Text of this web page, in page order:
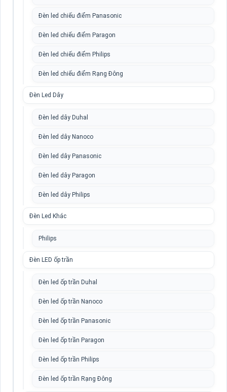
Đèn led chiếu điểm Panasonic
Đèn led chiếu điểm Paragon
Đèn led chiếu điểm Philips
Đèn led chiếu điểm Rạng Đông
Đèn Led Dây
Đèn led dây Duhal
Đèn led dây Nanoco
Đèn led dây Panasonic
Đèn led dây Paragon
Đèn led dây Philips
Đèn Led Khác
Philips
Đèn LED ốp trần
Đèn led ốp trần Duhal
Đèn led ốp trần Nanoco
Đèn led ốp trần Panasonic
Đèn led ốp trần Paragon
Đèn led ốp trần Philips
Đèn led ốp trần Rạng Đông